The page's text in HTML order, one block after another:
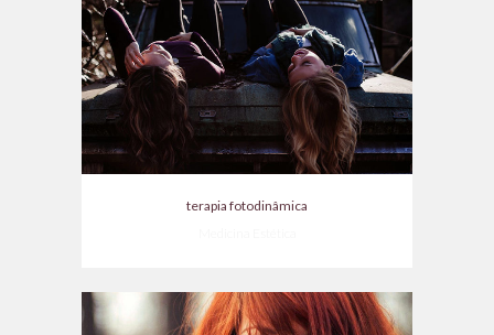
terapia fotodinâmica